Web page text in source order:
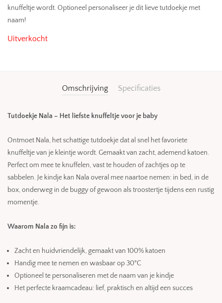
knuffeltje wordt. Optioneel personaliseer je dit lieve tutdoekje met
naam!
Uitverkocht
Omschrijving Specificaties
Tutdoekje Nala – Het liefste knuffeltje voor je baby
Ontmoet Nala, het schattige tutdoekje dat al snel het favoriete
knuffeltje van je kleintje wordt. Gemaakt van zacht, ademend katoen.
Perfect om mee te knuffelen, vast te houden of zachtjes op te
sabbelen. Je kindje kan Nala overal mee naartoe nemen: in bed, in de
box, onderweg in de buggy of gewoon als troostertje tijdens een rustig
momentje.
Waarom Nala zo fijn is:
Zacht en huidvriendelijk, gemaakt van 100% katoen
Handig mee te nemen en wasbaar op 30°C
Optioneel te personaliseren met de naam van je kindje
Het perfecte kraamcadeau: lief, praktisch en altijd een succes